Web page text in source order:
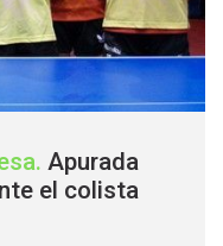
. Apurada
el colista